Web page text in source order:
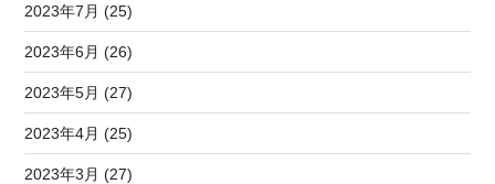
2023年7月 (25)
2023年6月 (26)
2023年5月 (27)
2023年4月 (25)
2023年3月 (27)